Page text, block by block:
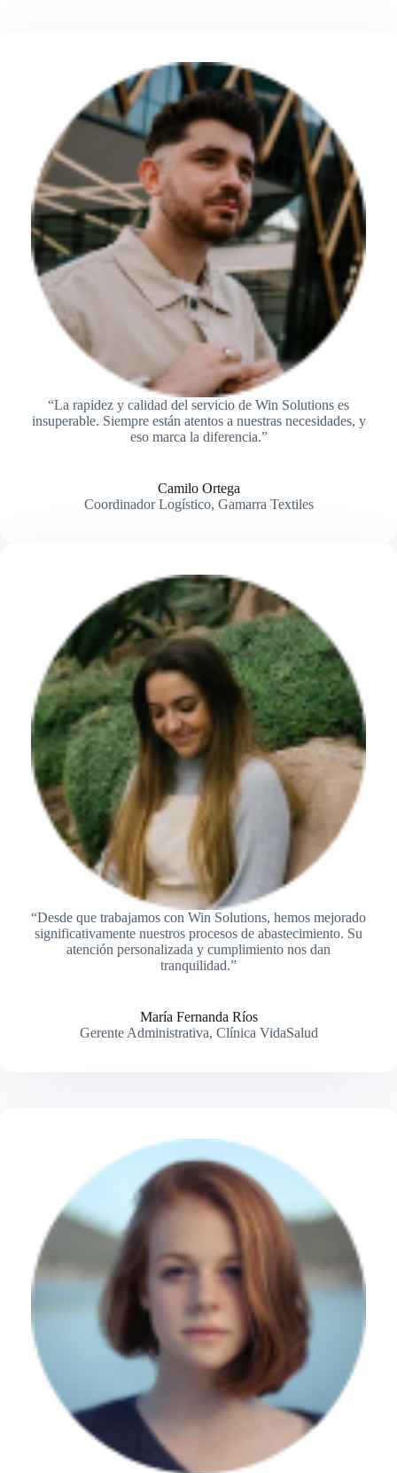
“La rapidez y calidad del servicio de Win Solutions es
insuperable. Siempre están atentos a nuestras necesidades, y
eso marca la diferencia.”
Camilo Ortega
Coordinador Logístico, Gamarra Textiles
“Desde que trabajamos con Win Solutions, hemos mejorado
significativamente nuestros procesos de abastecimiento. Su
atención personalizada y cumplimiento nos dan
tranquilidad.”
María Fernanda Ríos
Gerente Administrativa, Clínica VidaSalud